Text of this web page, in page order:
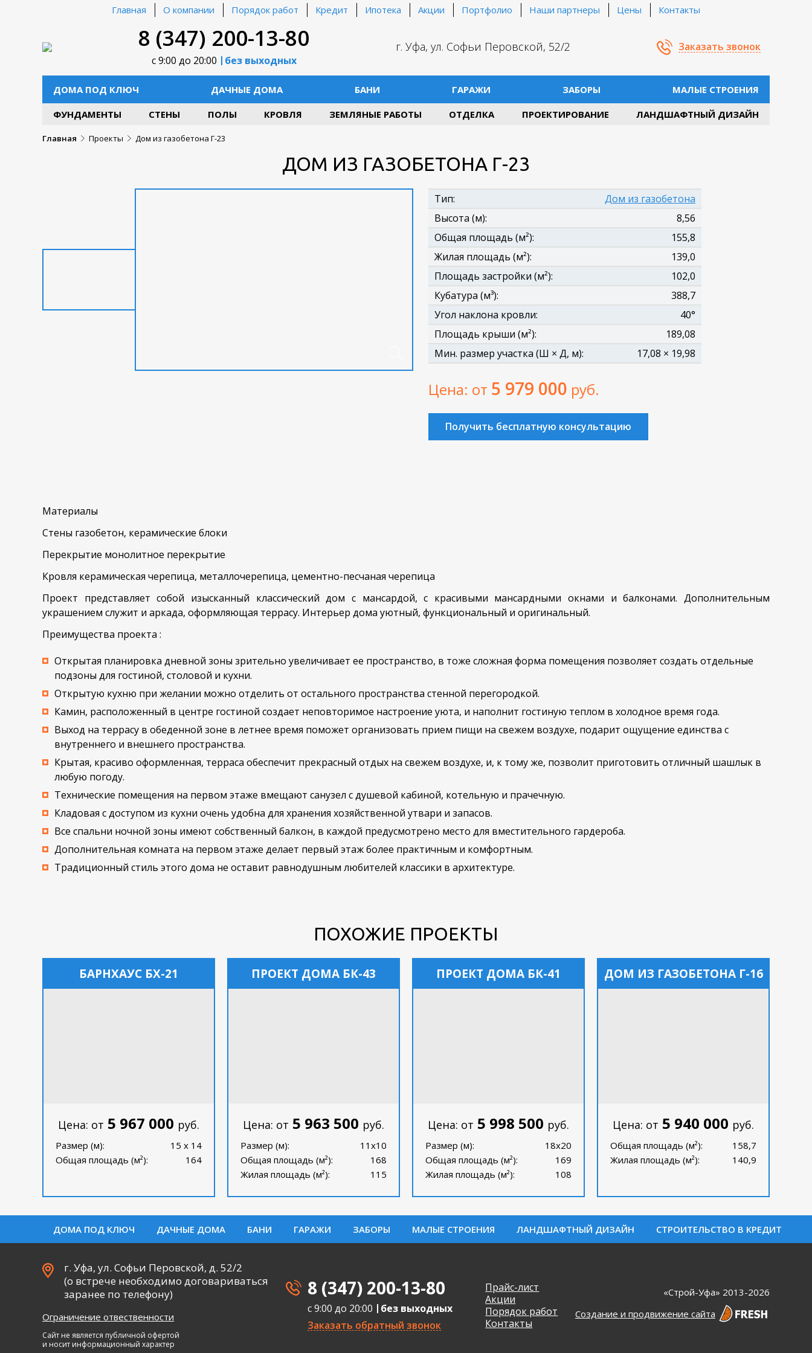
Главная О компании Порядок работ Кредит Ипотека Акции Портфолио Наши партнеры Цены Контакты
8 (347) 200-13-80
с 9:00 до 20:00 без выходных
г. Уфа, ул. Софьи Перовской, 52/2 Заказать звонок
ДОМА ПОД КЛЮЧ ДАЧНЫЕ ДОМА БАНИ ГАРАЖИ ЗАБОРЫ МАЛЫЕ СТРОЕНИЯ
ФУНДАМЕНТЫ СТЕНЫ ПОЛЫ КРОВЛЯ ЗЕМЛЯНЫЕ РАБОТЫ ОТДЕЛКА ПРОЕКТИРОВАНИЕ ЛАНДШАФТНЫЙ ДИЗАЙН
Главная Проекты Дом из газобетона Г-23
ДОМ ИЗ ГАЗОБЕТОНА Г-23
Тип:
Дом из газобетона
Высота (м):
8,56
Общая площадь (м²):
155,8
Жилая площадь (м²):
139,0
Площадь застройки (м²):
102,0
Кубатура (м³):
388,7
Угол наклона кровли:
40°
Площадь крыши (м²):
189,08
Мин. размер участка (Ш × Д, м):
17,08 × 19,98
Цена: от 5 979 000 руб.
Получить бесплатную консультацию
Материалы
Стены газобетон, керамические блоки
Перекрытие монолитное перекрытие
Кровля керамическая черепица, металлочерепица, цементно-песчаная черепица
Проект представляет собой изысканный классический дом с мансардой, с красивыми мансардными окнами и балконами. Дополнительным
украшением служит и аркада, оформляющая террасу. Интерьер дома уютный, функциональный и оригинальный.
Преимущества проекта :
Открытая планировка дневной зоны зрительно увеличивает ее пространство, в тоже сложная форма помещения позволяет создать отдельные
подзоны для гостиной, столовой и кухни.
Открытую кухню при желании можно отделить от остального пространства стенной перегородкой.
Камин, расположенный в центре гостиной создает неповторимое настроение уюта, и наполнит гостиную теплом в холодное время года.
Выход на террасу в обеденной зоне в летнее время поможет организовать прием пищи на свежем воздухе, подарит ощущение единства с
внутреннего и внешнего пространства.
Крытая, красиво оформленная, терраса обеспечит прекрасный отдых на свежем воздухе, и, к тому же, позволит приготовить отличный шашлык в
любую погоду.
Технические помещения на первом этаже вмещают санузел с душевой кабиной, котельную и прачечную.
Кладовая с доступом из кухни очень удобна для хранения хозяйственной утвари и запасов.
Все спальни ночной зоны имеют собственный балкон, в каждой предусмотрено место для вместительного гардероба.
Дополнительная комната на первом этаже делает первый этаж более практичным и комфортным.
Традиционный стиль этого дома не оставит равнодушным любителей классики в архитектуре.
ПОХОЖИЕ ПРОЕКТЫ
БАРНХАУС БХ-21
Цена: от 5 967 000 руб.
Размер (м):
15 x 14
Общая площадь (м²):
164
ПРОЕКТ ДОМА БК-43
Цена: от 5 963 500 руб.
Размер (м):
11х10
Общая площадь (м²):
168
Жилая площадь (м²):
115
ПРОЕКТ ДОМА БК-41
Цена: от 5 998 500 руб.
Размер (м):
18х20
Общая площадь (м²):
169
Жилая площадь (м²):
108
ДОМ ИЗ ГАЗОБЕТОНА Г-16
Цена: от 5 940 000 руб.
Общая площадь (м²):
158,7
Жилая площадь (м²):
140,9
ДОМА ПОД КЛЮЧ ДАЧНЫЕ ДОМА БАНИ ГАРАЖИ ЗАБОРЫ МАЛЫЕ СТРОЕНИЯ ЛАНДШАФТНЫЙ ДИЗАЙН СТРОИТЕЛЬСТВО В КРЕДИТ
г. Уфа, ул. Софьи Перовской, д. 52/2
(о встрече необходимо договариваться
заранее по телефону)
Ограничение отвественности
Сайт не является публичной офертой
и носит информационный характер
8 (347) 200-13-80
с 9:00 до 20:00
без выходных
Заказать обратный звонок
Прайс-лист
Акции
Порядок работ
Контакты
«Строй-Уфа» 2013-2026
Создание и продвижение сайта